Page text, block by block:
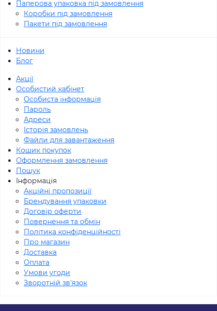
Паперова упаковка під замовлення
Коробки під замовлення
Пакети під замовлення
Новини
Блог
Акції
Особистий кабінет
Особиста інформація
Пароль
Адреси
Історія замовлень
Файли для завантаження
Кошик покупок
Оформлення замовлення
Пошук
Інформація
Акційні пропозиції
Брендування упаковки
Договір оферти
Повернення та обмін
Політика конфіденційності
Про магазин
Доставка
Оплата
Умови угоди
Зворотній зв'язок